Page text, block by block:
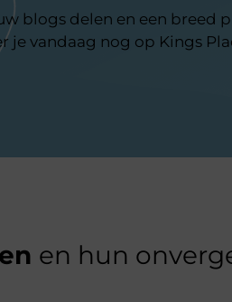
blogs delen en een breed
je vandaag nog op Kings
en hun